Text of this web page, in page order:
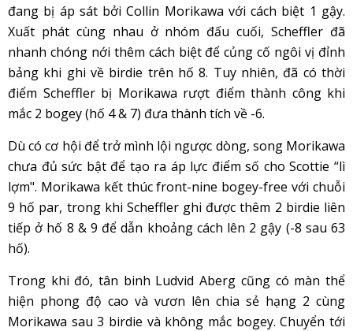
đang bị áp sát bởi Collin Morikawa với cách biệt 1 gậy.
Xuất phát cùng nhau ở nhóm đấu cuối, Scheffler đã
nhanh chóng nới thêm cách biệt để củng cố ngôi vị đỉnh
bảng khi ghi về birdie trên hố 8. Tuy nhiên, đã có thời
điểm Scheffler bị Morikawa rượt điểm thành công khi
mắc 2 bogey (hố 4 & 7) đưa thành tích về -6.
Dù có cơ hội để trở mình lội ngược dòng, song Morikawa
chưa đủ sức bật để tạo ra áp lực điểm số cho Scottie “lì
lợm". Morikawa kết thúc front-nine bogey-free với chuỗi
9 hố par, trong khi Scheffler ghi được thêm 2 birdie liên
tiếp ở hố 8 & 9 để dẫn khoảng cách lên 2 gậy (-8 sau 63
hố).
Trong khi đó, tân binh Ludvid Aberg cũng có màn thể
hiện phong độ cao và vươn lên chia sẻ hạng 2 cùng
Morikawa sau 3 birdie và không mắc bogey. Chuyển tới